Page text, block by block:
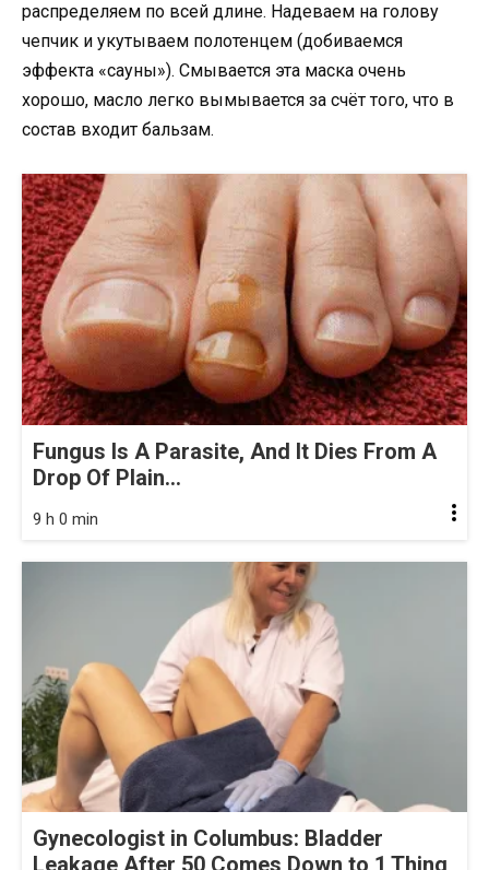
распределяем по всей длине. Надеваем на голову
чепчик и укутываем полотенцем (добиваемся
эффекта «сауны»). Смывается эта маска очень
хорошо, масло легко вымывается за счёт того, что в
состав входит бальзам.
Fungus Is A Parasite, And It Dies From A
Drop Of Plain...
9 h 0 min
Gynecologist in Columbus: Bladder
Leakage After 50 Comes Down to 1 Thing